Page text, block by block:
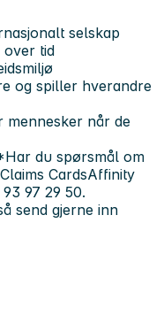
selskap
over tid
og spiller hverandre
mennesker når de
du spørsmål om
CardsAffinity
97 29 50.
send gjerne inn